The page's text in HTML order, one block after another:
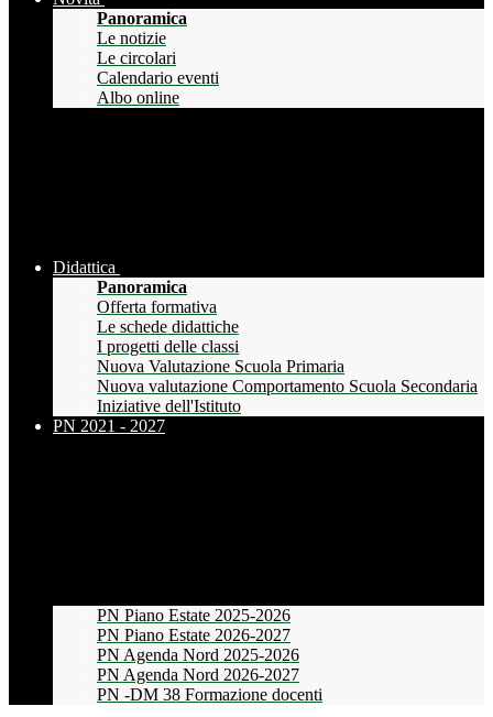
Panoramica
Le notizie
Le circolari
Calendario eventi
Albo online
Didattica
Panoramica
Offerta formativa
Le schede didattiche
I progetti delle classi
Nuova Valutazione Scuola Primaria
Nuova valutazione Comportamento Scuola Secondaria
Iniziative dell'Istituto
PN 2021 - 2027
PN Piano Estate 2025-2026
PN Piano Estate 2026-2027
PN Agenda Nord 2025-2026
PN Agenda Nord 2026-2027
PN -DM 38 Formazione docenti